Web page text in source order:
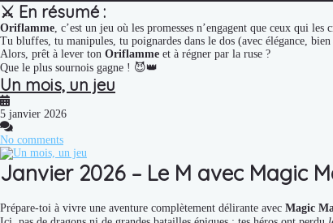
⚔️ En résumé :
Oriflamme, c’est un jeu où les promesses n’engagent que ceux qui les
Tu bluffes, tu manipules, tu poignardes dans le dos (avec élégance,
Alors, prêt à lever ton Oriflamme et à régner par la ruse ?
Que le plus sournois gagne ! 😈👑
Un mois, un jeu
5 janvier 2026
No comments
Janvier 2026 – Le M avec Magic
Prépare-toi à vivre une aventure complètement délirante avec Magic